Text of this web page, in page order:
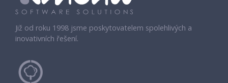
Již od roku 1998 jsme poskytovatelem spolehlivých a
inovativních řešení.